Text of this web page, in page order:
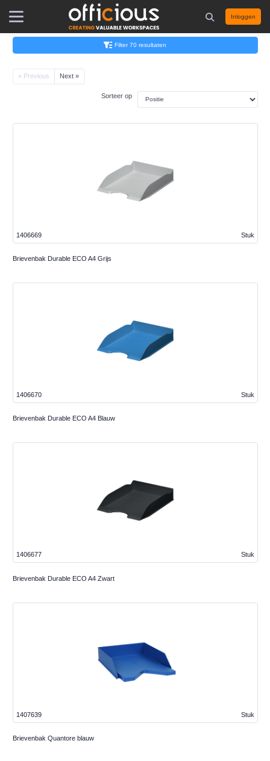
Inloggen
Filter 70 resultaten
« Previous Next »
Sorteer op
Stuk
1406669
Brievenbak Durable ECO A4 Grijs
Stuk
1406670
Brievenbak Durable ECO A4 Blauw
Stuk
1406677
Brievenbak Durable ECO A4 Zwart
Stuk
1407639
Brievenbak Quantore blauw